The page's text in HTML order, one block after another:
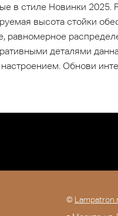
в стиле Новинки
высота стойки
равномерное
деталями
Обнови
©